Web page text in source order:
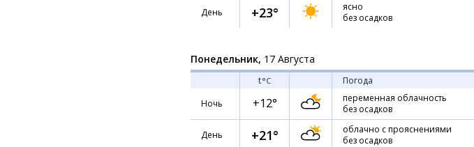
День +23°
ясно
без осадков
Понедельник, 17 Августа
t°C Погода
Ночь
+12°
переменная облачность
без осадков
День +21°
облачно с прояснениями
без осадков